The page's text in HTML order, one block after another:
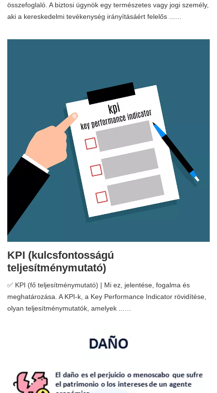
összefoglaló. A biztosi ügynök egy természetes vagy jogi személy,
aki a kereskedelmi tevékenység irányításáért felelős ...…
KPI (kulcsfontosságú
teljesítménymutató)
✅ KPI (fő teljesítménymutató) | Mi ez, jelentése, fogalma és
meghatározása. A KPI-k, a Key Performance Indicator rövidítése,
olyan teljesítménymutatók, amelyek ...…